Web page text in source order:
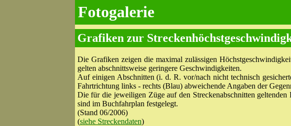
Fotogalerie
Grafiken zur
Die Grafiken zeigen die maximal zulässigen
gelten abschnittsweise geringere Geschwindigkeiten.
Auf einigen Abschnitten (i. d. R. vor/nach nicht technisch
Fahrtrichtung links - rechts (Blau) abweichende Angaben der
Die für die jeweiligen Züge auf den Streckenabschnitten
sind im Buchfahrplan festgelegt.
(Stand 06/2006)
(siehe Streckendaten)